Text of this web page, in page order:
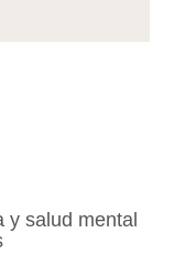
y salud mental